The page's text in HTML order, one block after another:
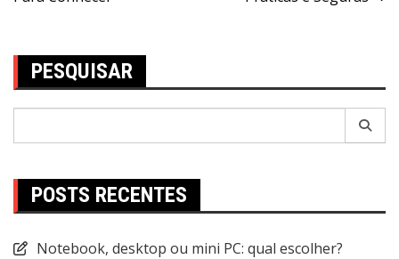
PESQUISAR
POSTS RECENTES
Notebook, desktop ou mini PC: qual escolher?